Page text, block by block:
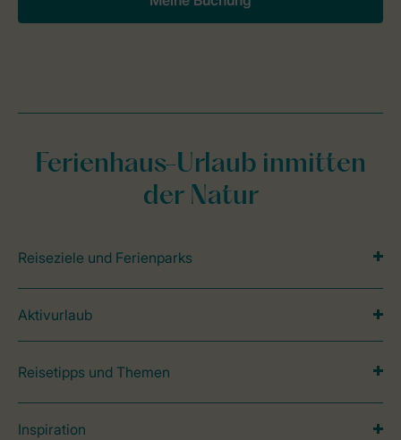
Ferienhaus-Urlaub inmitten
der Natur
Reiseziele und Ferienparks
Aktivurlaub
Reisetipps und Themen
Inspiration